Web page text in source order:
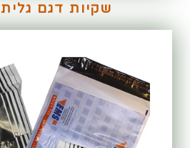
שקיות דגם גלית 40/48